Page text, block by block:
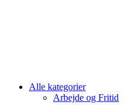
Alle kategorier
Arbejde og Fritid